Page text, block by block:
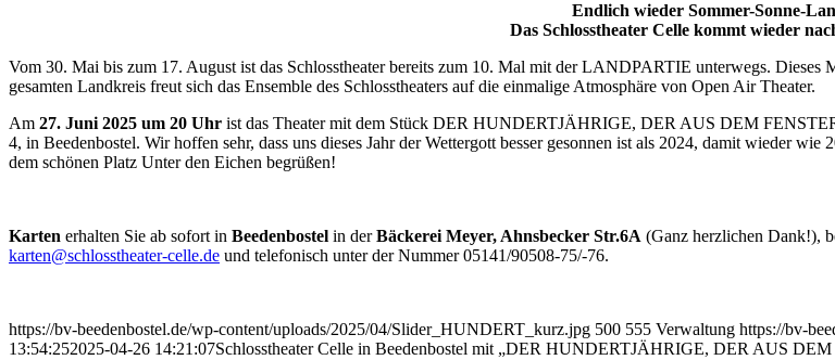
Endlich wieder Sommer-Sonne-
Das Schlosstheater Celle kommt wieder
Vom 30. Mai bis zum 17. August ist das Schlosstheater bereits zum 10. Mal mit der LANDPARTIE unterwegs. Dieses
gesamten Landkreis freut sich das Ensemble des Schlosstheaters auf die einmalige Atmosphäre von Open Air Theater.
Am 27. Juni 2025 um 20 Uhr ist das Theater mit dem Stück DER HUNDERTJÄHRIGE, DER AUS DEM
4, in Beedenbostel. Wir hoffen sehr, dass uns dieses Jahr der Wettergott besser gesonnen ist als 2024, damit wieder
dem schönen Platz Unter den Eichen begrüßen!
Karten erhalten Sie ab sofort in Beedenbostel in derBäckerei Meyer, Ahnsbecker Str.6A (Ganz herzlichen Dank!),
karten@schlosstheater-celle.de und telefonisch unter der Nummer 05141/90508-75/-76.
https://bv-beedenbostel.de/wp-content/uploads/2025/04/Slider_HUNDERT_kurz.jpg 500 555 Verwaltung https://bv-
13:54:252025-04-26 14:21:07Schlosstheater Celle in Beedenbostel mit „DER HUNDERTJÄHRIGE, DER AUS